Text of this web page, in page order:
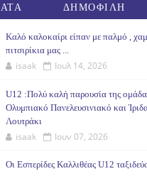
ΔΗΜΟΦΙΛΗ
Καλό καλοκαίρι είπαν με παλμό ,
πιτσιρίκια μας ...
isaak Ιουλ 14, 2026
U12 :Πολύ καλή παρουσία της
Ολυμπιακό Πανελευσινιακό και
Λουτράκι
isaak Ιουν 07, 2026
Οι Εσπερίδες Καλλιθέας U12